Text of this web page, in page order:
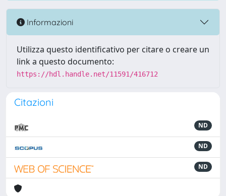
Informazioni
Utilizza questo identificativo per citare o creare un
link a questo documento:
https://hdl.handle.net/11591/416712
Citazioni
ND
ND
ND